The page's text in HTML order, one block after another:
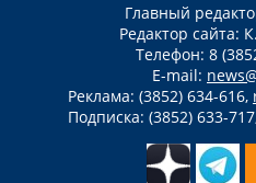
Главный
Редактор сайта:
Телефон: 8
E-mail:
Реклама: (3852) 634-616,
Подписка: (3852) 633-